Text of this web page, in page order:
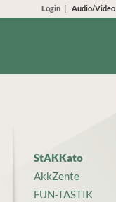
Login Audio/Video
StAKKato
AkkZente
FUN-TASTIK